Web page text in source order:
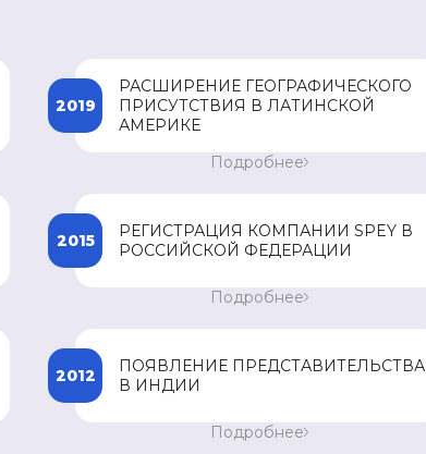
РАСШИРЕНИЕ ГЕОГРАФИЧЕСКОГО
ПРИСУТСТВИЯ В ЛАТИНСКОЙ
АМЕРИКЕ
2019
Вход на рынок Доминиканской Республики.
Подробнее
РЕГИСТРАЦИЯ КОМПАНИИ SPEY В
РОССИЙСКОЙ ФЕДЕРАЦИИ
2015
Регистрация компании SPEY в Российской
Подробнее
ПОЯВЛЕНИЕ ПРЕДСТАВИТЕЛЬСТВА
В ИНДИИ
2012
Открытие регионального офиса в Индии.
Подробнее